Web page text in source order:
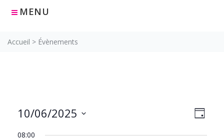
MENU
Accueil > Évènements
PAR
de
vues
JOUR
10/06/2025
08:00